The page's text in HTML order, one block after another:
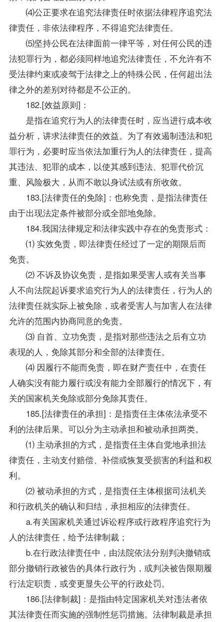
⑷公正要求在追究法律责任时依据法律程序追究法
律责任，非依法律程序，不得追究法律责任。
⑸坚持公民在法律面前一律平等，对任何公民的违
法犯罪行为，都必须同样地追究法律责任，不允许有不
受法律约束或凌驾于法律之上的特殊公民，任何超出法
律之外的差别对待都是不公正的。
182.[效益原则]：
是指在追究行为人的法律责任时，应当进行成本收
益分析，讲求法律责任的效益。为了有效遏制违法和犯
罪行为，必要时应当依法加重行为人的法律责任，提高
其违法、犯罪的成本，以使其感到违法、犯罪代价沉
重、风险极大，从而不敢以身试法或有所收敛。
183.[法律责任的免除]：也称免责，是指法律责任
由于出现法定条件被部分或全部地免除。
184.我国法律规定和法律实践中存在的免责形式：
⑴ 实效免责，即法律责任经过了一定的期限后而
免责。
⑵ 不诉及协议免责，是指如果受害人或有关当事
人不向法院起诉要求追究行为人的法律责任，行为人的
法律责任就实际上被免除，或者受害人与加害人在法律
允许的范围内协商同意的免责。
⑶ 自首、立功免责，是指对那些违法之后有立功
表现的人，免除其部分和全部的法律责任。
⑷ 因履行不能而免责，即在财产责任中，在责任
人确实没有能力履行或没有能力全部履行的情况下，有
关的国家机关免除或部分免除其责任。
185.[法律责任的承担]：是指责任主体依法承受不
利的法律后果。可以分为主动承担和被动承担两类。
⑴ 主动承担的方式，是指责任主体自觉地承担法
律责任，主动支付赔偿、补偿或恢复受损害的利益和权
利。
⑵ 被动承担的方式，是指责任主体根据司法机关
和行政机关的确认和归结，承担相应的法律责任。
a.有关国家机关通过诉讼程序或行政程序追究行为
人的法律责任，给予法律制裁；
b.在行政法律责任中，由法院依法分别判决撤销或
部分撤销行政被告的具体行政行为，或判决被告限期履
行法定职责，或变更显失公平的行政处罚。
186.[法律制裁]：是指由特定国家机关对违法者依
其法律责任而实施的强制性惩罚措施。法律制裁是承担